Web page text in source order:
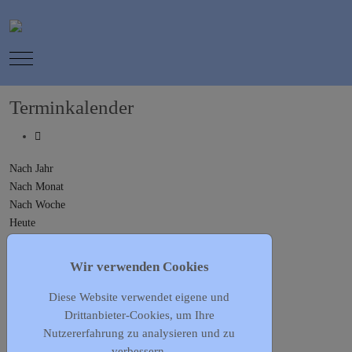
Mobile Menu Toggle
Terminkalender
Nach Jahr
Nach Monat
Nach Woche
Heute
Vorherige Woche
22 - 28 April, 2024
Folgende Woche
Wir verwenden Cookies
Diese Website verwendet eigene und
Drittanbieter-Cookies, um Ihre
Nutzererfahrung zu analysieren und zu